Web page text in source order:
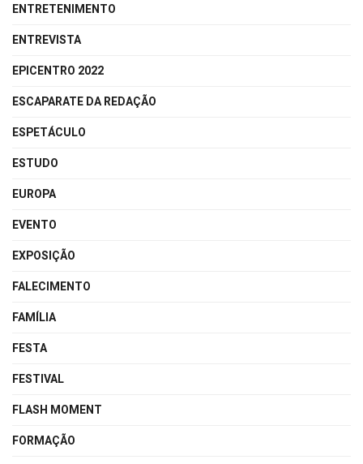
ENTRETENIMENTO
ENTREVISTA
EPICENTRO 2022
ESCAPARATE DA REDAÇÃO
ESPETÁCULO
ESTUDO
EUROPA
EVENTO
EXPOSIÇÃO
FALECIMENTO
FAMÍLIA
FESTA
FESTIVAL
FLASH MOMENT
FORMAÇÃO